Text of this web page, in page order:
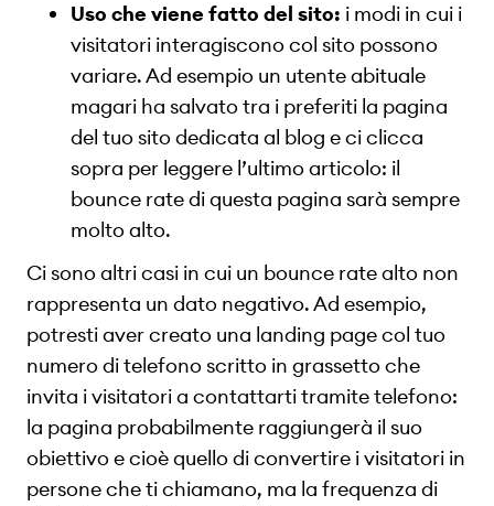
Uso che viene fatto del sito: i modi in cui i
visitatori interagiscono col sito possono
variare. Ad esempio un utente abituale
magari ha salvato tra i preferiti la pagina
del tuo sito dedicata al blog e ci clicca
sopra per leggere l’ultimo articolo: il
bounce rate di questa pagina sarà sempre
molto alto.
Ci sono altri casi in cui un bounce rate alto non
rappresenta un dato negativo. Ad esempio,
potresti aver creato una landing page col tuo
numero di telefono scritto in grassetto che
invita i visitatori a contattarti tramite telefono:
la pagina probabilmente raggiungerà il suo
obiettivo e cioè quello di convertire i visitatori in
persone che ti chiamano, ma la frequenza di